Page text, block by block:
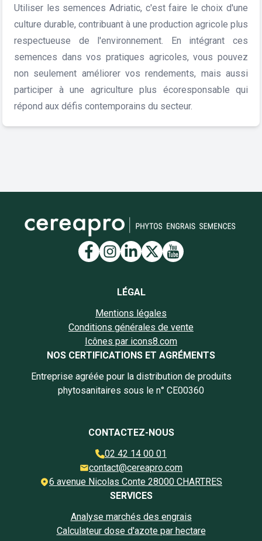
Utiliser les semences Adriatic, c'est faire le choix d'une
culture durable, contribuant à une production agricole plus
respectueuse de l'environnement. En intégrant ces
semences dans vos pratiques agricoles, vous pouvez
non seulement améliorer vos rendements, mais aussi
participer à une agriculture plus écoresponsable qui
répond aux défis contemporains du secteur.
Lien vers la page
Lien vers la page
Lien vers la page
Lien vers la
Lien vers la
LÉGAL
Mentions légales
Conditions générales de vente
Icônes par icons8.com
NOS CERTIFICATIONS ET AGRÉMENTS
Entreprise agréée pour la distribution de produits
phytosanitaires sous le n° CE00360
CONTACTEZ-NOUS
02 42 14 00 01
contact@cereapro.com
6 avenue Nicolas Conte 28000 CHARTRES
SERVICES
Analyse marchés des engrais
Calculateur dose d'azote par hectare